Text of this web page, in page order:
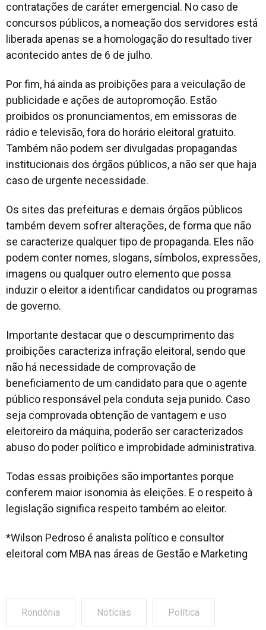
contratações de caráter emergencial. No caso de
concursos públicos, a nomeação dos servidores está
liberada apenas se a homologação do resultado tiver
acontecido antes de 6 de julho.
Por fim, há ainda as proibições para a veiculação de
publicidade e ações de autopromoção. Estão
proibidos os pronunciamentos, em emissoras de
rádio e televisão, fora do horário eleitoral gratuito.
Também não podem ser divulgadas propagandas
institucionais dos órgãos públicos, a não ser que haja
caso de urgente necessidade.
Os sites das prefeituras e demais órgãos públicos
também devem sofrer alterações, de forma que não
se caracterize qualquer tipo de propaganda. Eles não
podem conter nomes, slogans, símbolos, expressões,
imagens ou qualquer outro elemento que possa
induzir o eleitor a identificar candidatos ou programas
de governo.
Importante destacar que o descumprimento das
proibições caracteriza infração eleitoral, sendo que
não há necessidade de comprovação de
beneficiamento de um candidato para que o agente
público responsável pela conduta seja punido. Caso
seja comprovada obtenção de vantagem e uso
eleitoreiro da máquina, poderão ser caracterizados
abuso do poder político e improbidade administrativa.
Todas essas proibições são importantes porque
conferem maior isonomia às eleições. E o respeito à
legislação significa respeito também ao eleitor.
*Wilson Pedroso é analista político e consultor
eleitoral com MBA nas áreas de Gestão e Marketing
Rondônia Notícias Política